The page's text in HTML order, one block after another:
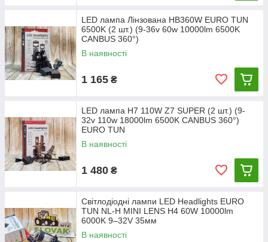
LED лампа Лінзована HB360W EURO TUN
6500K (2 шт.) (9-36v 60w 10000lm 6500K
CANBUS 360°)
В наявності
1 165 ₴
LED лампа H7 110W Z7 SUPER (2 шт.) (9-
32v 110w 18000lm 6500K CANBUS 360°)
EURO TUN
В наявності
1 480 ₴
Світлодіодні лампи LED Headlights EURO
TUN NL-H MINI LENS H4 60W 10000lm
6000K 9–32V 35мм
В наявності